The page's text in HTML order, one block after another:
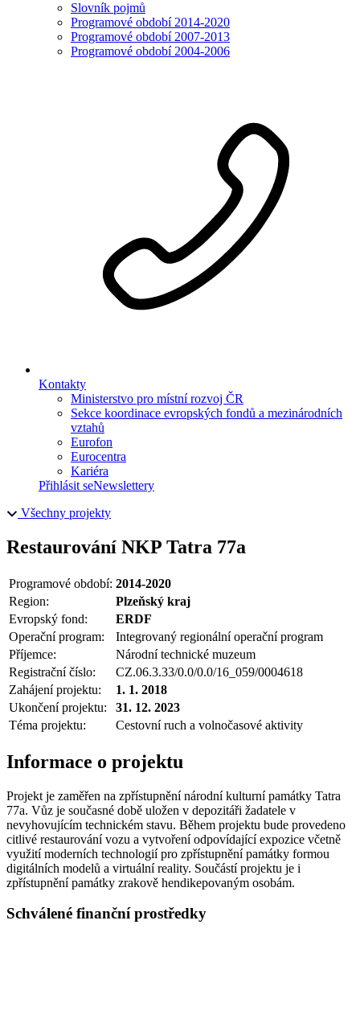
Slovník pojmů
Programové období 2014-2020
Programové období 2007-2013
Programové období 2004-2006
Kontakty
Ministerstvo pro místní rozvoj ČR
Sekce koordinace evropských fondů a mezinárodních
vztahů
Eurofon
Eurocentra
Kariéra
Přihlásit seNewslettery
Všechny projekty
Restaurování NKP Tatra 77a
Programové období: 2014-2020
Region:
Plzeňský kraj
Evropský fond:
ERDF
Operační program:
Integrovaný regionální operační program
Příjemce:
Národní technické muzeum
Registrační číslo:
CZ.06.3.33/0.0/0.0/16_059/0004618
Zahájení projektu:
1. 1. 2018
Ukončení projektu:
31. 12. 2023
Téma projektu:
Cestovní ruch a volnočasové aktivity
Informace o projektu
Projekt je zaměřen na zpřístupnění národní kulturní památky Tatra
77a. Vůz je současné době uložen v depozitáři žadatele v
nevyhovujícím technickém stavu. Během projektu bude provedeno
citlivé restaurování vozu a vytvoření odpovídající expozice včetně
využití moderních technologií pro zpřístupnění památky formou
digitálních modelů a virtuální reality. Součástí projektu je i
zpřístupnění památky zrakově hendikepovaným osobám.
Schválené finanční prostředky